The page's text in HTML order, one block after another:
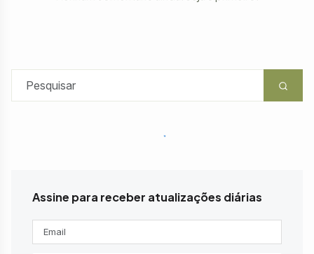
Assine para receber atualizações diárias